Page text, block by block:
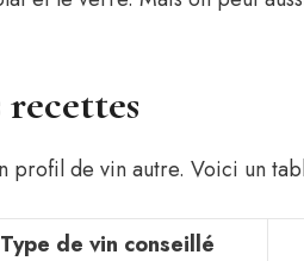
profil de vin autre. Voici un
Type de vin conseillé